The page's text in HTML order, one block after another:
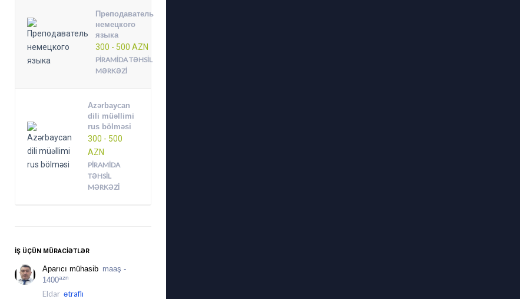
Преподаватель
немецкого
языка
300 - 500 AZN
PIRAMIDA TƏHSIL
MƏRKƏZI
Azərbaycan
dili müəllimi
rus bölməsi
300 - 500
AZN
PIRAMIDA
TƏHSIL
MƏRKƏZI
İŞ ÜÇÜN MÜRACIƏTLƏR
Aparıcı mühasib maaş -
1400azn
Eldar ətraflı